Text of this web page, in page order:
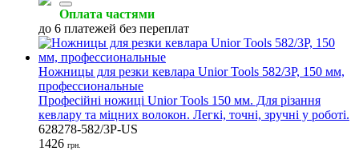
Оплата частями
до 6 платежей без переплат
Ножницы для резки кевлара Unior Tools 582/3P, 150 мм,
профессиональные
Професійні ножиці Unior Tools 150 мм. Для різання
кевлару та міцних волокон. Легкі, точні, зручні у роботі.
628278-582/3P-US
1426 грн.